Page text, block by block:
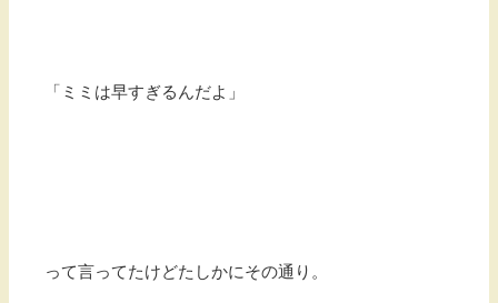
「ミミは早すぎるんだよ」
って言ってたけどたしかにその通り。